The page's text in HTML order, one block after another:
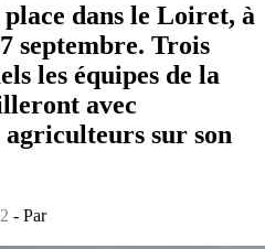
dans le Loiret, à
septembre. Trois
les équipes de la
avec
sur son
- Par